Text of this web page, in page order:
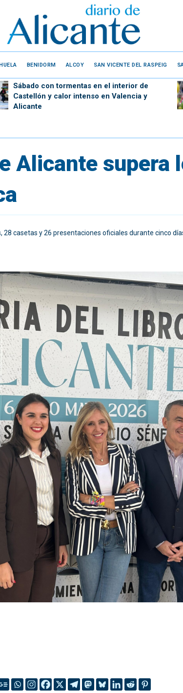
BENIDORM ALCOY SAN VICENTE DEL RASPEIG
Sábado con tormentas en el interior de
Castellón y calor intenso en Valencia y
Alicante
Alicante supera
28 casetas y 26 presentaciones oficiales durante cinco